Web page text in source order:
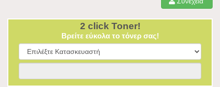
2 click Toner!
Βρείτε εύκολα το τόνερ σας!